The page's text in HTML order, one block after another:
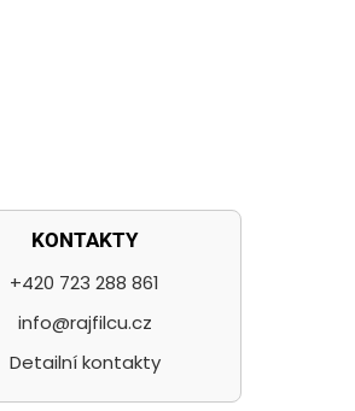
KONTAKTY
+420 723 288 861
info@rajfilcu.cz
Detailní kontakty